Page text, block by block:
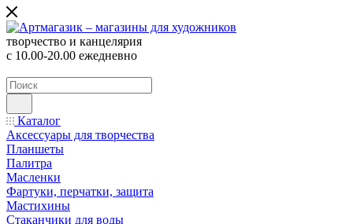
творчество и канцелярия
с 10.00-20.00 ежедневно
Каталог
Аксессуары для творчества
Планшеты
Палитра
Масленки
Фартуки, перчатки, защита
Мастихины
Стаканчики для воды